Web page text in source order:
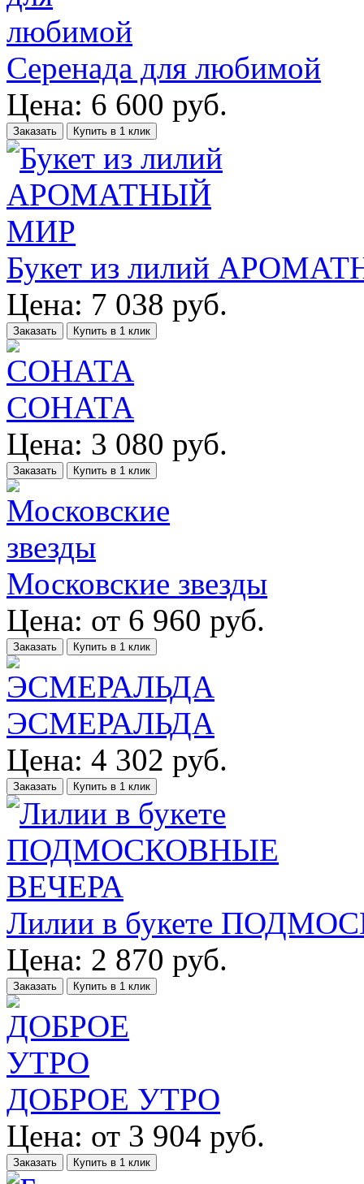
Серенада для любимой
Цена: 6 600 руб.
Заказать Купить в 1 клик
Букет из лилий
Цена: 7 038 руб.
Заказать Купить в 1 клик
СОНАТА
Цена: 3 080 руб.
Заказать Купить в 1 клик
Московские звезды
Цена: от 6 960 руб.
Заказать Купить в 1 клик
ЭСМЕРАЛЬДА
Цена: 4 302 руб.
Заказать Купить в 1 клик
Лилии в букете
Цена: 2 870 руб.
Заказать Купить в 1 клик
ДОБРОЕ УТРО
Цена: от 3 904 руб.
Заказать Купить в 1 клик